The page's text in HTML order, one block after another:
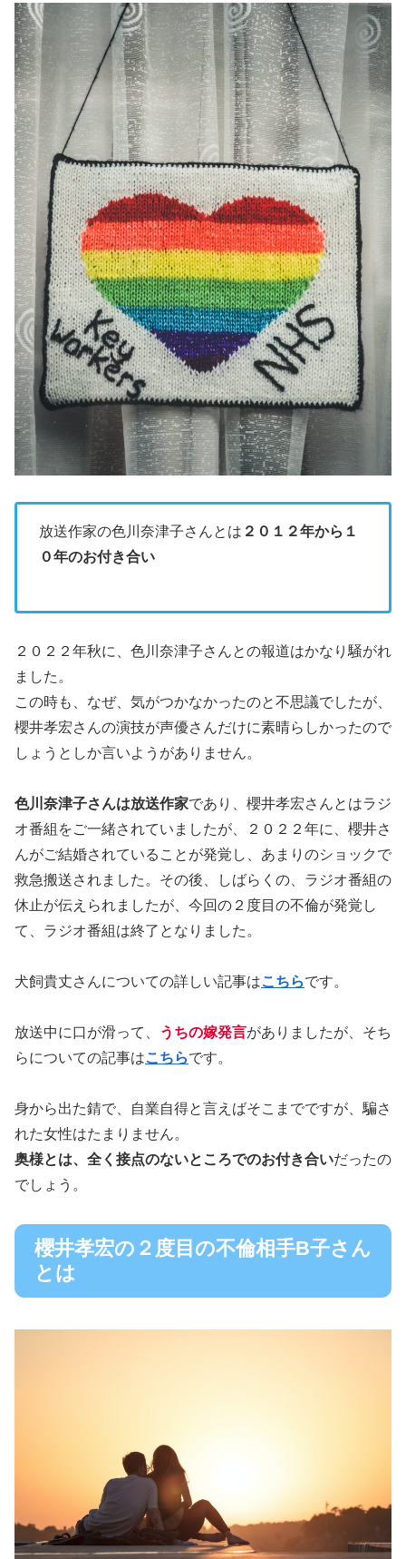
放送作家の色川奈津子さんとは ２０１２年から１
０年のお付き合い
２０２２年秋に、色川奈津子さんとの報道はかなり騒がれ
ました。
この時も、なぜ、気がつかなかったのと不思議でしたが、
櫻井孝宏さんの演技が声優さんだけに素晴らしかったので
しょうとしか言いようがありません。
色川奈津子さんは放送作家であり、櫻井孝宏さんとはラジ
オ番組をご一緒されていましたが、２０２２年に、櫻井さ
んがご結婚されていることが発覚し、あまりのショックで
救急搬送されました。その後、しばらくの、ラジオ番組の
休止が伝えられましたが、今回の２度目の不倫が発覚し
て、ラジオ番組は終了となりました。
犬飼貴丈さんについての詳しい記事はこちらです。
放送中に口が滑って、 うちの嫁発言がありましたが、そち
らについての記事はこちらです。
身から出た錆で、自業自得と言えばそこまでですが、騙さ
れた女性はたまりません。
奥様とは、全く接点のないところでのお付き合いだったの
でしょう。
櫻井孝宏の２度目の不倫相手B子さん
とは